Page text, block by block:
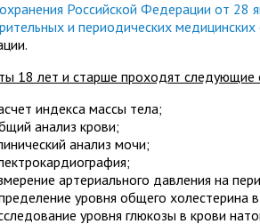
Российской Федерации от 28
и периодических
18 лет и старше проходят следующие
индекса массы тела;
анализ крови;
анализ мочи;
артериального давления на
уровня общего холестерина
уровня глюкозы в крови